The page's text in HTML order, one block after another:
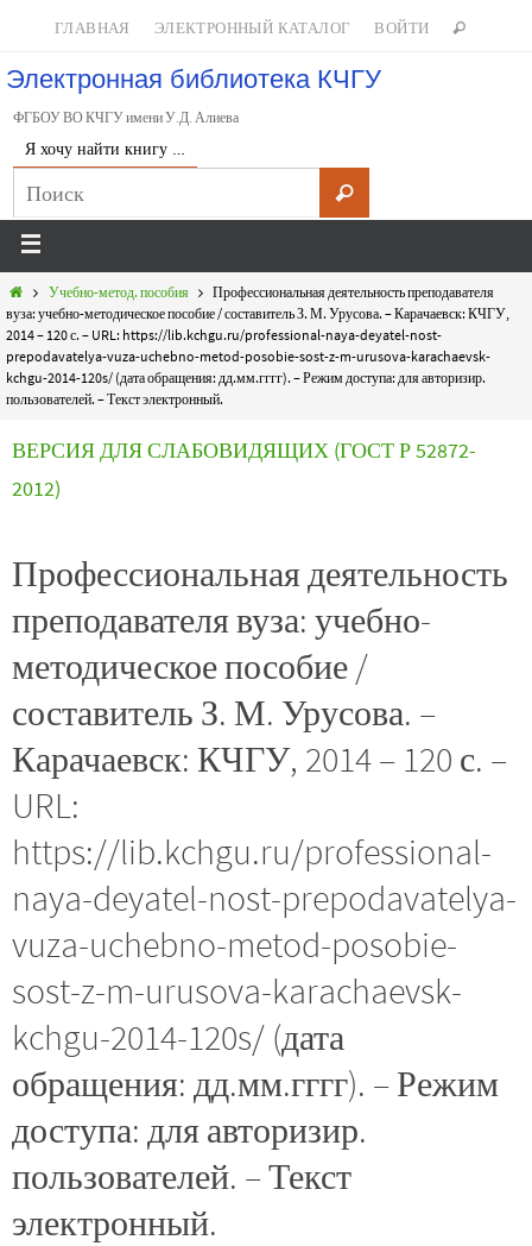
ГЛАВНАЯ ЭЛЕКТРОННЫЙ КАТАЛОГ ВОЙТИ
Электронная библиотека КЧГУ
ФГБОУ ВО КЧГУ имени У.Д. Алиева
Я хочу найти книгу …
Учебно-метод. пособия
Профессиональная деятельность преподавателя
вуза: учебно-методическое пособие / составитель З. М. Урусова. – Карачаевск: КЧГУ,
2014 – 120 с. – URL: https://lib.kchgu.ru/professional-naya-deyatel-nost-
prepodavatelya-vuza-uchebno-metod-posobie-sost-z-m-urusova-karachaevsk-
kchgu-2014-120s/ (дата обращения: дд.мм.гггг). – Режим доступа: для авторизир.
пользователей. – Текст электронный.
ВЕРСИЯ ДЛЯ СЛАБОВИДЯЩИХ (ГОСТ Р 52872-
2012)
Профессиональная деятельность
преподавателя вуза: учебно-
методическое пособие /
составитель З. М. Урусова. –
Карачаевск: КЧГУ, 2014 – 120 с. –
URL:
https://lib.kchgu.ru/professional-
naya-deyatel-nost-prepodavatelya-
vuza-uchebno-metod-posobie-
sost-z-m-urusova-karachaevsk-
kchgu-2014-120s/ (дата
обращения: дд.мм.гггг). – Режим
доступа: для авторизир.
пользователей. – Текст
электронный.